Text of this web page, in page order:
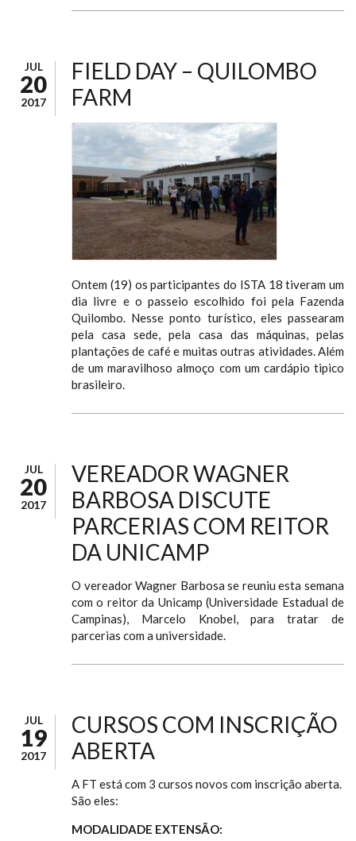
JUL
20
2017
FIELD DAY – QUILOMBO
FARM
Ontem (19) os participantes do ISTA 18 tiveram um
dia livre e o passeio escolhido foi pela Fazenda
Quilombo. Nesse ponto turístico, eles passearam
pela casa sede, pela casa das máquinas, pelas
plantações de café e muitas outras atividades. Além
de um maravilhoso almoço com um cardápio tipico
brasileiro.
JUL
20
2017
VEREADOR WAGNER
BARBOSA DISCUTE
PARCERIAS COM REITOR
DA UNICAMP
O vereador Wagner Barbosa se reuniu esta semana
com o reitor da Unicamp (Universidade Estadual de
Campinas), Marcelo Knobel, para tratar de
parcerias com a universidade.
JUL
19
2017
CURSOS COM INSCRIÇÃO
ABERTA
A FT está com 3 cursos novos com inscrição aberta.
São eles:
MODALIDADE EXTENSÃO: